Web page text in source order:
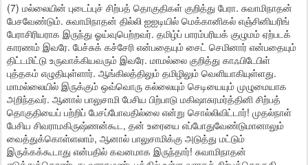
(7) மல்லையின் புடைப்புச் சிற்பத் தொகுதிகள் குறித்து பேரா. சுவாமிநாதன்
பேசவேண்டும். சுவாமிநாதன் தில்லி ஐஐடியில் மெக்கானிகல் எஞ்சினியரிங்
பேராசிரியராக இருந்து ஓய்வுபெற்றவர். தமிழ்ப் பாரம்பரியக் குழுமம் ஏற்படக்
காரணம் இவரே. பேச்சுக் கச்சேரி என்பதையும் சைட் செமினார் என்பதையும்
திட்டமிட்டு உருவாக்கியவரும் இவரே. மாமல்லை குறித்து காஃபிடேபிள்
புத்தகம் எழுதியுள்ளார். ஆங்கிலத்திலும் தமிழிலும் வெளியாகியுள்ளது.
மாமல்லையில் இருக்கும் ஒவ்வொரு கல்லையும் செடியையும் முழுமையாக
அறிந்தவர். ஆனால் பாலுசாமி பேசிய பிற்பாடு மகிஷாசுரமர்த்தினி சிற்பத்
தொகுதியைப் பற்றிப் பேசப்போவதில்லை என்று சொல்லிவிட்டார்! முதல்நாள்
பேசிய சிவராமகிருஷ்ணன்கூட, தன் உரையை எப்போதுவேண்டுமானாலும்
வைத்துக்கொள்ளலாம், ஆனால் பாலுசாமிக்கு அடுத்து மட்டும்
இருக்கக்கூடாது என்பதில் கவனமாக இருந்தார்! சுவாமிநாதன்